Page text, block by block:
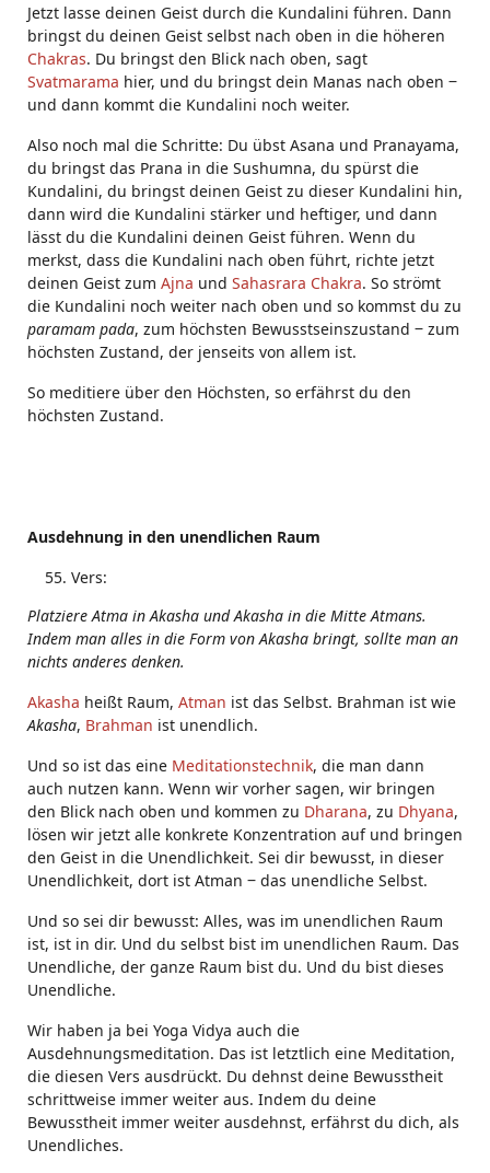
Jetzt lasse deinen Geist durch die Kundalini führen. Dann
bringst du deinen Geist selbst nach oben in die höheren
Chakras. Du bringst den Blick nach oben, sagt
Svatmarama hier, und du bringst dein Manas nach oben ‒
und dann kommt die Kundalini noch weiter.
Also noch mal die Schritte: Du übst Asana und Pranayama,
du bringst das Prana in die Sushumna, du spürst die
Kundalini, du bringst deinen Geist zu dieser Kundalini hin,
dann wird die Kundalini stärker und heftiger, und dann
lässt du die Kundalini deinen Geist führen. Wenn du
merkst, dass die Kundalini nach oben führt, richte jetzt
deinen Geist zum Ajna und Sahasrara Chakra. So strömt
die Kundalini noch weiter nach oben und so kommst du zu
paramam pada, zum höchsten Bewusstseinszustand ‒ zum
höchsten Zustand, der jenseits von allem ist.
So meditiere über den Höchsten, so erfährst du den
höchsten Zustand.
Ausdehnung in den unendlichen Raum
Vers:
Platziere Atma in Akasha und Akasha in die Mitte Atmans.
Indem man alles in die Form von Akasha bringt, sollte man an
nichts anderes denken.
Akasha heißt Raum, Atman ist das Selbst. Brahman ist wie
Akasha, Brahman ist unendlich.
Und so ist das eine Meditationstechnik, die man dann
auch nutzen kann. Wenn wir vorher sagen, wir bringen
den Blick nach oben und kommen zu Dharana, zu Dhyana,
lösen wir jetzt alle konkrete Konzentration auf und bringen
den Geist in die Unendlichkeit. Sei dir bewusst, in dieser
Unendlichkeit, dort ist Atman ‒ das unendliche Selbst.
Und so sei dir bewusst: Alles, was im unendlichen Raum
ist, ist in dir. Und du selbst bist im unendlichen Raum. Das
Unendliche, der ganze Raum bist du. Und du bist dieses
Unendliche.
Wir haben ja bei Yoga Vidya auch die
Ausdehnungsmeditation. Das ist letztlich eine Meditation,
die diesen Vers ausdrückt. Du dehnst deine Bewusstheit
schrittweise immer weiter aus. Indem du deine
Bewusstheit immer weiter ausdehnst, erfährst du dich, als
Unendliches.